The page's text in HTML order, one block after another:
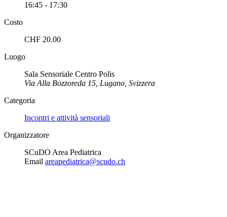
16:45 - 17:30
Costo
CHF 20.00
Luogo
Sala Sensoriale Centro Polis
Via Alla Bozzoreda 15, Lugano, Svizzera
Categoria
Incontri e attività sensoriali
Organizzatore
SCuDO Area Pediatrica
Email areapediatrica@scudo.ch